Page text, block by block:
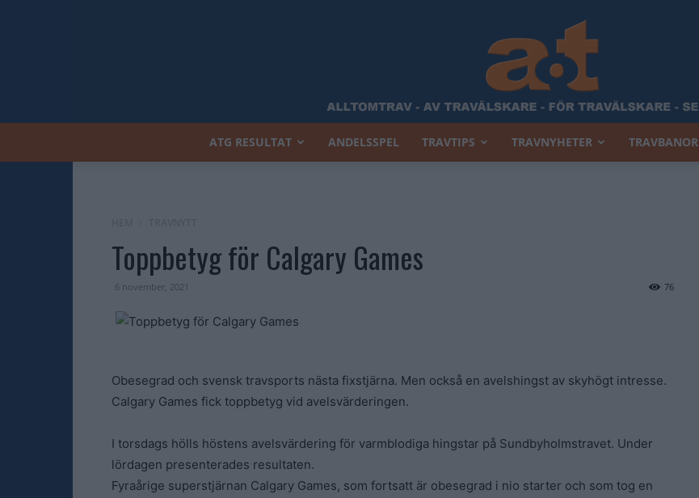
Trav
ATG RESULTAT ANDELSSPEL TRAVTIPS TRAVNYHETER TRAVBANOR
Toppbetyg för Calgary Games
6 november, 2021 76
Obesegrad och svensk travsports nästa fixstjärna. Men också en avelshingst av skyhögt intresse.
Calgary Games fick toppbetyg vid avelsvärderingen.
I torsdags hölls höstens avelsvärdering för varmblodiga hingstar på Sundbyholmstravet. Under
lördagen presenterades resultaten.
Fyraårige superstjärnan Calgary Games, som fortsatt är obesegrad i nio starter och som tog en